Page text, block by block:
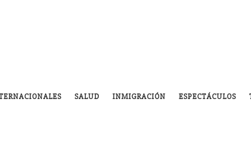
SALUD INMIGRACIÓN ESPECTÁCULOS